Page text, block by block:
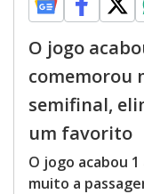
O jogo
comemorou
semifinal,
um favorito
O jogo acabou
muito a